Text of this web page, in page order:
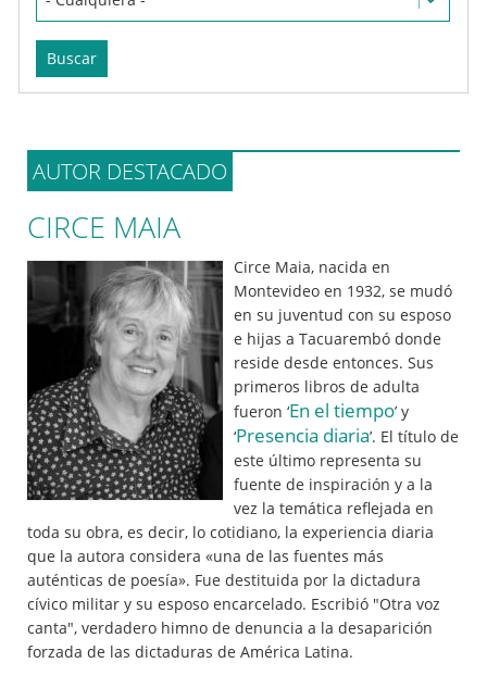
AUTOR DESTACADO
CIRCE MAIA
Circe Maia, nacida en
Montevideo en 1932, se mudó
en su juventud con su esposo
e hijas a Tacuarembó donde
reside desde entonces. Sus
primeros libros de adulta
fueron ‘En el tiempo’ y
‘Presencia diaria’. El título de
este último representa su
fuente de inspiración y a la
vez la temática reflejada en
toda su obra, es decir, lo cotidiano, la experiencia diaria
que la autora considera «una de las fuentes más
auténticas de poesía». Fue destituida por la dictadura
cívico militar y su esposo encarcelado. Escribió "Otra voz
canta", verdadero himno de denuncia a la desaparición
forzada de las dictaduras de América Latina.